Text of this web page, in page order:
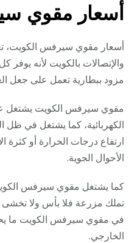
أسعار مقوي
أسعار مقوي سيرفس الكويت،
والإتصالات بالكويت لأنه يوفر
مزود ببطارية تعمل على جعل
مقوي سيرفس الكويت يشتغل
الكهربائية، كما يشتغل في
ارتفاع درجات الحرارة أو
الأحوال الجوية.
كما يشتغل مقوي سيرفس
تملك مزرعة فلا بأس ولا
في مقوي سيرفس الكويت ما
الخارجي.